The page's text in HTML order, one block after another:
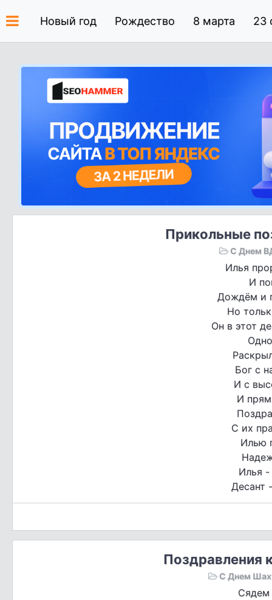
Новый год Рождество 8 марта 23
Прикольные
С Днем
Илья
И
Дождём и
Но
Он в этот
Бог с
И с
И прям
С их
Илью
Илья -
Десант
Поздравления
С Днем
Сядем